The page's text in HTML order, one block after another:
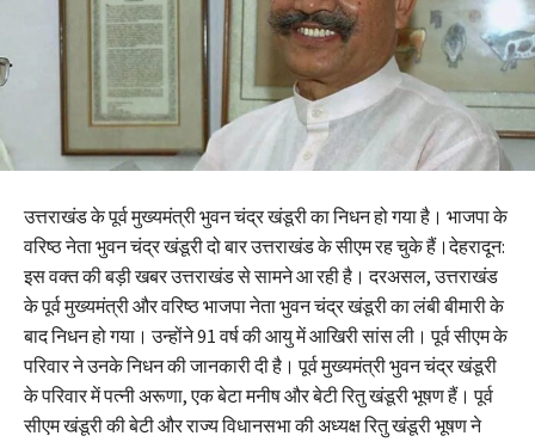
उत्तराखंड के पूर्व मुख्यमंत्री भुवन चंद्र खंडूरी का निधन हो गया है। भाजपा के
वरिष्ठ नेता भुवन चंद्र खंडूरी दो बार उत्तराखंड के सीएम रह चुके हैं।देहरादून:
इस वक्त की बड़ी खबर उत्तराखंड से सामने आ रही है। दरअसल, उत्तराखंड
के पूर्व मुख्यमंत्री और वरिष्ठ भाजपा नेता भुवन चंद्र खंडूरी का लंबी बीमारी के
बाद निधन हो गया। उन्होंने 91 वर्ष की आयु में आखिरी सांस ली। पूर्व सीएम के
परिवार ने उनके निधन की जानकारी दी है। पूर्व मुख्यमंत्री भुवन चंद्र खंडूरी
के परिवार में पत्नी अरूणा, एक बेटा मनीष और बेटी रितु खंडूरी भूषण हैं। पूर्व
सीएम खंडूरी की बेटी और राज्य विधानसभा की अध्यक्ष रितु खंडूरी भूषण ने